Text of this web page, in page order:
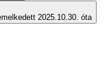
2025.10.30. óta